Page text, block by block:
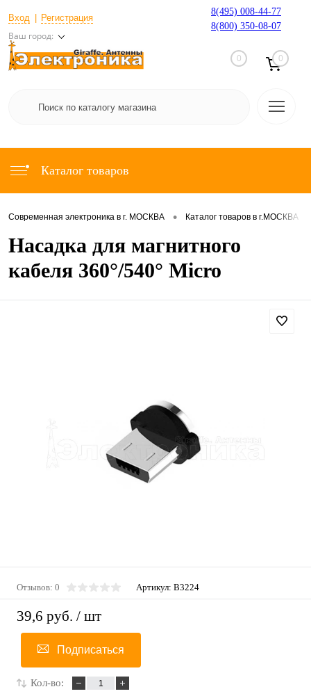
Вход Регистрация
Ваш город:
8(495) 008-44-77
8(800) 350-08-07
0 0
Каталог товаров
Современная электроника в г. МОСКВА • Каталог товаров в г.МОСКВА
Насадка для магнитного
кабеля 360°/540° Micro
Отзывов: 0 Артикул: B3224
39,6 руб. / шт
Подписаться
Кол-во: